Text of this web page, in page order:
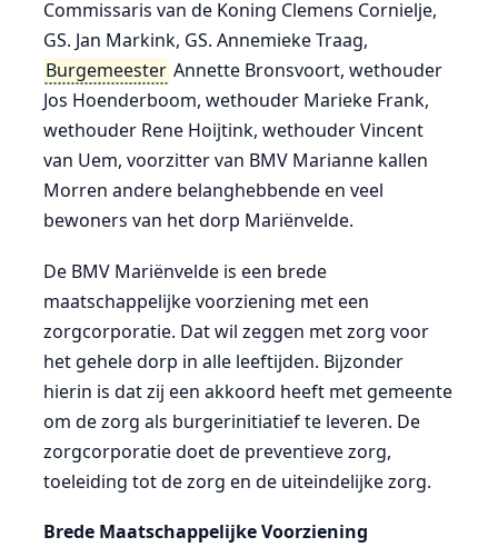
Commissaris van de Koning Clemens Cornielje,
GS. Jan Markink, GS. Annemieke Traag,
Burgemeester Annette Bronsvoort, wethouder
Jos Hoenderboom, wethouder Marieke Frank,
wethouder Rene Hoijtink, wethouder Vincent
van Uem, voorzitter van BMV Marianne kallen
Morren andere belanghebbende en veel
bewoners van het dorp Mariënvelde.
De BMV Mariënvelde is een brede
maatschappelijke voorziening met een
zorgcorporatie. Dat wil zeggen met zorg voor
het gehele dorp in alle leeftijden. Bijzonder
hierin is dat zij een akkoord heeft met gemeente
om de zorg als burgerinitiatief te leveren. De
zorgcorporatie doet de preventieve zorg,
toeleiding tot de zorg en de uiteindelijke zorg.
Brede Maatschappelijke Voorziening